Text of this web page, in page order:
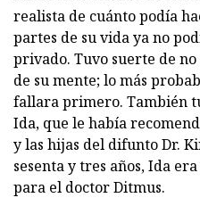
realista de cuánto podía
partes de su vida ya no
privado. Tuvo suerte de
de su mente; lo más
fallara primero. También
Ida, que le había
y las hijas del difunto Dr.
sesenta y tres años, Ida
para el doctor Ditmus.